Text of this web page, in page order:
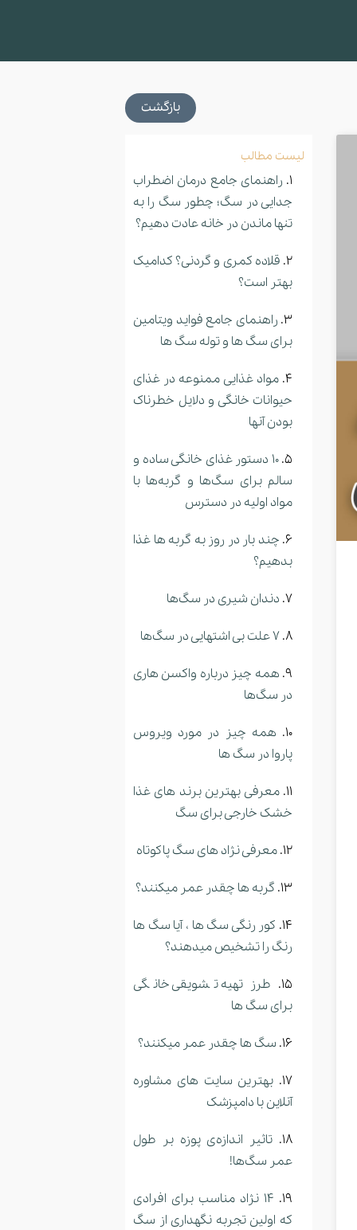
بازگشت
لیست مطالب
راهنمای جامع درمان اضطراب
جدایی در سگ؛ چطور سگ را به
تنها ماندن در خانه عادت دهیم؟
قلاده کمری و گردنی؟ کدامیک
بهتر است؟
راهنمای جامع فواید ویتامین
برای سگ ها و توله سگ ها
مواد غذایی ممنوعه در غذای
حیوانات خانگی و دلایل خطرناک
بودن آنها
10 دستور غذای خانگی ساده و
سالم برای سگ‌ها و گربه‌ها با
مواد اولیه در دسترس
چند بار در روز به گربه ها غذا
بدهیم؟
دندان شیری در سگ‌ها
7 علت بی اشتهایی در سگ‌ها
همه چیز درباره واکسن هاری
در سگ‌ها
همه چیز در مورد ویروس
پاروا در سگ ها
معرفی بهترین برند های غذا
خشک خارجی برای سگ
معرفی نژاد های سگ پاکوتاه
گربه ها چقدر عمر میکنند؟
کور رنگی سگ ها ، آیا سگ ها
رنگ را تشخیص میدهند؟
طرز تهیه تشویقی خانگی
برای سگ ها
سگ ها چقدر عمر میکنند؟
بهترین سایت های مشاوره
آنلاین با دامپزشک
تاثیر اندازه‌ی پوزه بر طول
عمر سگ‌ها!
14 نژاد مناسب برای افرادی
که اولین تجربه نگهداری از سگ